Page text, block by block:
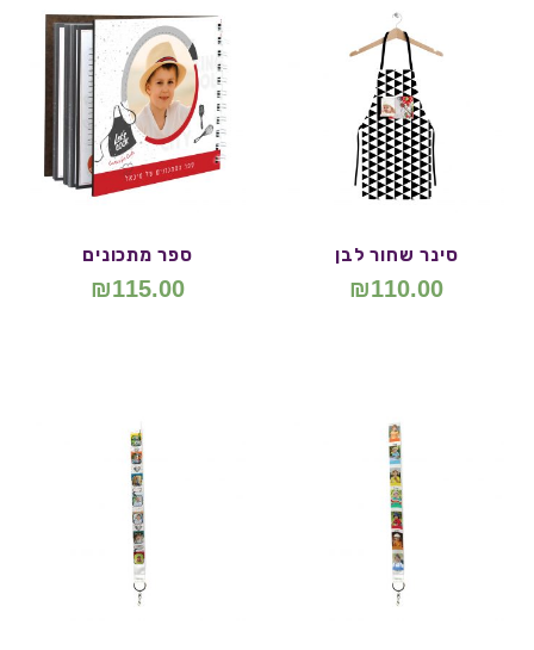
סינר שחור לבן
₪110.00
ספר מתכונים
₪115.00